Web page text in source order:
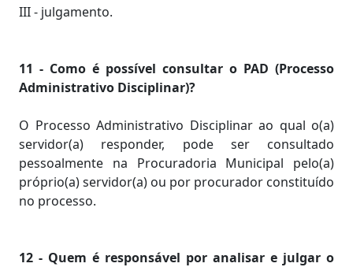
III - julgamento.
11 - Como é possível consultar o PAD (Processo
Administrativo Disciplinar)?
O Processo Administrativo Disciplinar ao qual o(a)
servidor(a) responder, pode ser consultado
pessoalmente na Procuradoria Municipal pelo(a)
próprio(a) servidor(a) ou por procurador constituído
no processo.
12 - Quem é responsável por analisar e julgar o